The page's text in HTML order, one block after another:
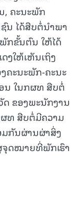
ຄະນະພັກ
ນ ໄດ້ສືບຕໍ່ນຳພາ
ກຂັ້ນຕົນ ໃຫ້ໄດ້
ງໃຫ້ເຫັນເຖິງ
ຄະນະພັກ-ຄະນະ
ນ ໃນກຜທ ສືບຕໍ່
ດ ຂອງພະນັກງານ
ທ ສືບຕໍ່ມີຄວາມ
ມກັນຜ່ານຜ່າສິ່ງ
ຈຸດໝາຍທີ່ພັກເຮົາ